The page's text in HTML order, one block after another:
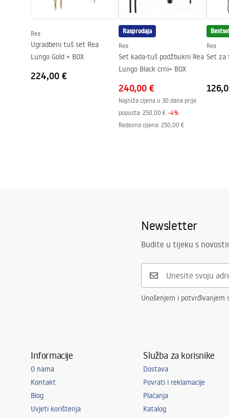
Jamstvo
24 mjeseca
Premaz Easy Clean
Staklo na
staklo - s
Rea
Ugradbeni tuš set Rea
Lungo Gold + BOX
224,00 €
Rasprodaja
Rea
Set kada-tuš podžbukni Rea
Lungo Black crni+ BOX
240,00 €
Najniža cijena u 30 dana prije
popusta: 250,00 € -4%
Redovna cijena: 250,00 €
Rea
Set za
Newsletter
Budite u tijeku s
Unošenjem i
Informacije
O nama
Kontakt
Blog
Uvjeti korištenja
Služba za korisnike
Dostava
Povrati i reklamacije
Plaćanja
Katalog